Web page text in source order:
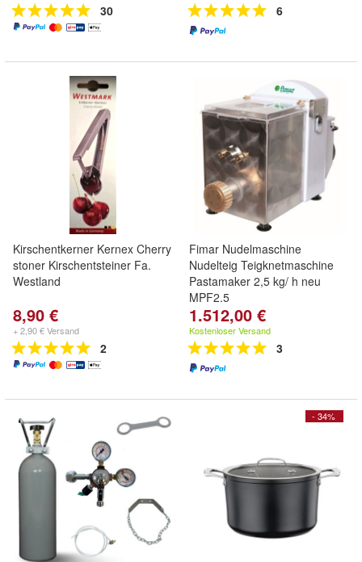
30 6
Kirschentkerner Kernex Cherry
stoner Kirschentsteiner Fa.
Westland
8,90 €
+ 2,90 € Versand
2
Fimar Nudelmaschine
Nudelteig Teigknetmaschine
Pastamaker 2,5 kg/ h neu
MPF2.5
1.512,00 €
Kostenloser Versand
3
- 34%